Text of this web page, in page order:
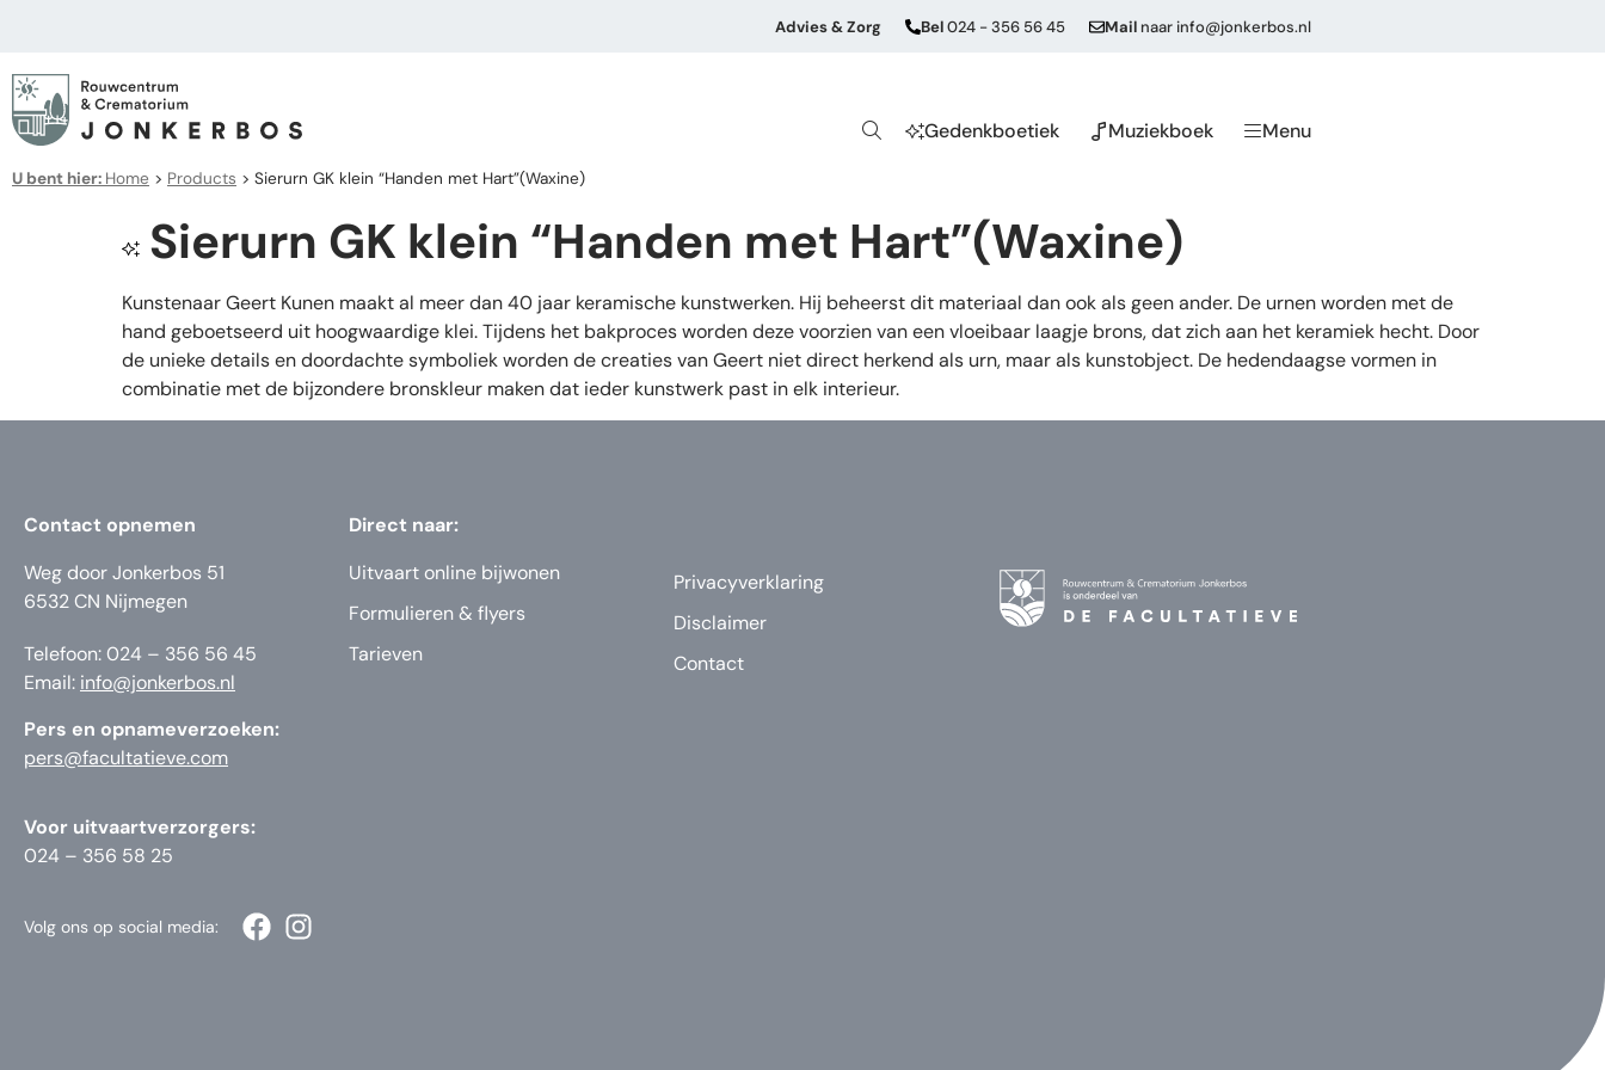
Advies & Zorg Bel024 - 356 56 45 Mail naarinfo@jonkerbos.nl
Gedenkboetiek Muziekboek Menu
U bent hier: Home > Products > Sierurn GK klein “Handen met Hart”(Waxine)
Sierurn GK klein “Handen met Hart”(Waxine)
Kunstenaar Geert Kunen maakt al meer dan 40 jaar keramische kunstwerken. Hij beheerst dit materiaal dan ook als geen ander. De urnen worden met de
hand geboetseerd uit hoogwaardige klei. Tijdens het bakproces worden deze voorzien van een vloeibaar laagje brons, dat zich aan het keramiek hecht. Door
de unieke details en doordachte symboliek worden de creaties van Geert niet direct herkend als urn, maar als kunstobject. De hedendaagse vormen in
combinatie met de bijzondere bronskleur maken dat ieder kunstwerk past in elk interieur.
Contact opnemen
Weg door Jonkerbos 51
6532 CN Nijmegen
Telefoon: 024 – 356 56 45
Email: info@jonkerbos.nl
Pers en opnameverzoeken:
pers@facultatieve.com
Voor uitvaartverzorgers:
024 – 356 58 25
Direct naar:
Uitvaart online bijwonen
Formulieren & flyers
Tarieven
Privacyverklaring
Disclaimer
Contact
Volg ons op social media: